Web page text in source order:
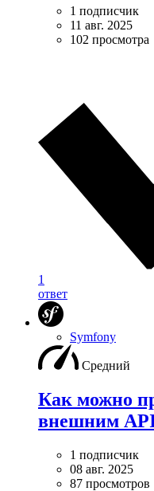
1 подписчик
11 авг. 2025
102 просмотра
1
ответ
Symfony
Средний
Как можно
внешним
1 подписчик
08 авг. 2025
87 просмотров